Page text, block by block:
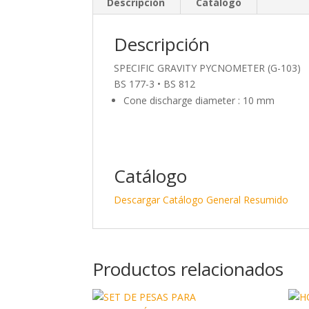
Descripción
SPECIFIC GRAVITY PYCNOMETER (G-103)
BS 177-3 • BS 812
Cone discharge diameter : 10 mm
Catálogo
Descargar Catálogo General Resumido
Productos relacionados